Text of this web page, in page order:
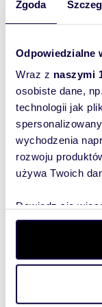
Zgoda
Odpowiedzialne
Wraz z naszymi
osobiste dane,
technologii jak
wychodzenia
rozwoju
używa Twoich
Dowiedz się
dane są
zmienić lub
Wykorzystujemy
i reklam, aby
Kaufland i
Przystanki
Rondo 308.
84 zł netto/
Właściciel